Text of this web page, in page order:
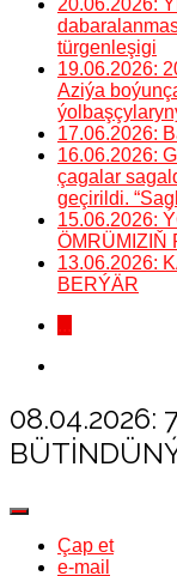
20.06.2026:
türgenleşigi
19.06.2026:
Aziýa
17.06.2026:
16.06.2026:
çagalar
geçirildi.
15.06.2026:
ÖMRÜMIZIŇ
13.06.2026:
BERÝÄR
08.04.2026:
Çap et
e-mail